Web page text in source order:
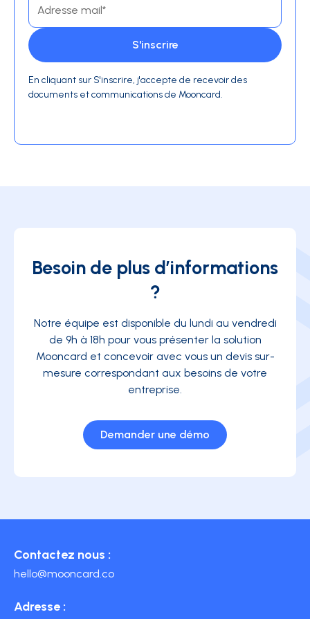
En cliquant sur S'inscrire, j'accepte de recevoir des
documents et communications de Mooncard.
Besoin de plus d’informations
?
Notre équipe est disponible du lundi au vendredi
de 9h à 18h pour vous présenter la solution
Mooncard et concevoir avec vous un devis sur-
mesure correspondant aux besoins de votre
entreprise.
Demander une démo
Contactez nous :
hello@mooncard.co
Adresse :